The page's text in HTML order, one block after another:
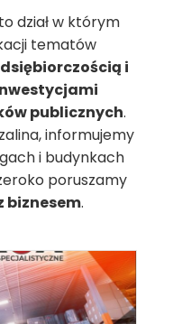
to dział w którym
tematów
i
publicznych.
informujemy
i budynkach
poruszamy
biznesem.